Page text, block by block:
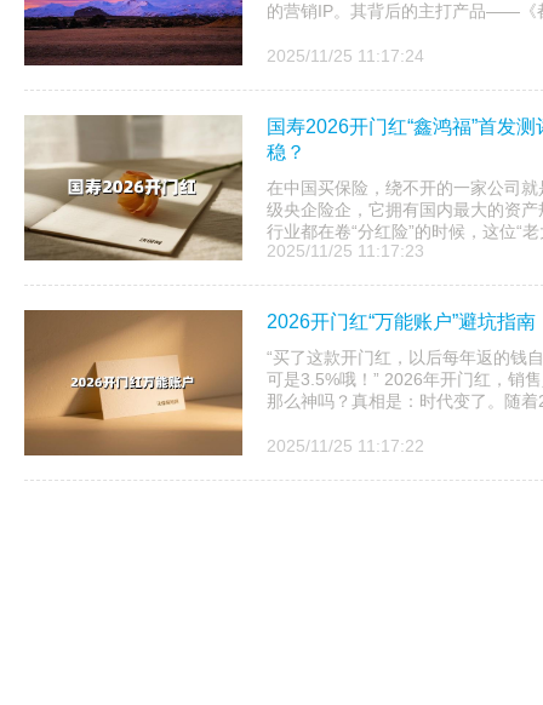
的营销IP。其背后的主打产品——《
2025/11/25 11:17:24
国寿2026开门红“鑫鸿福”首发
稳？
在中国买保险，绕不开的一家公司
级央企险企，它拥有国内最大的资
行业都在卷“分红险”的时候，这位“老
2025/11/25 11:17:23
2026开门红“万能账户”避坑指
“买了这款开门红，以后每年返的钱
可是3.5%哦！” 2026年开门红，销
那么神吗？真相是：时代变了。随
2025/11/25 11:17:22